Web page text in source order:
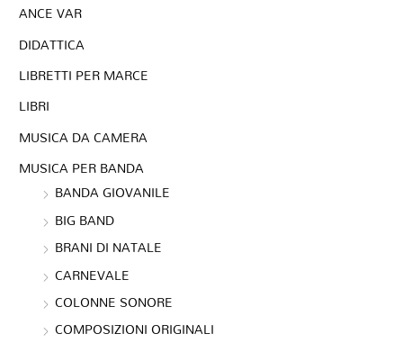
ANCE VAR
DIDATTICA
LIBRETTI PER MARCE
LIBRI
MUSICA DA CAMERA
MUSICA PER BANDA
BANDA GIOVANILE
BIG BAND
BRANI DI NATALE
CARNEVALE
COLONNE SONORE
COMPOSIZIONI ORIGINALI